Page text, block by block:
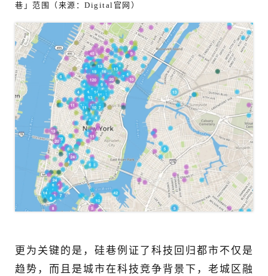
巷」范围（来源：Digital官网）
更为关键的是，硅巷例证了科技回归都市不仅是
趋势，而且是城市在科技竞争背景下，老城区融